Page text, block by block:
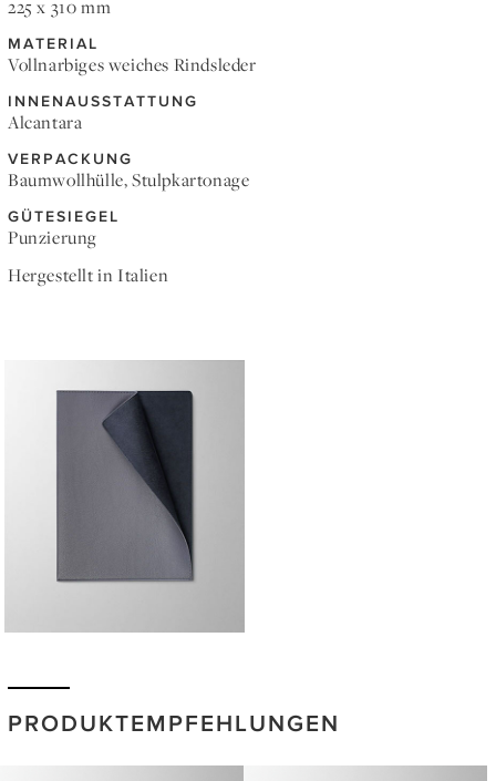
225 x 310 mm
MATERIAL
Vollnarbiges weiches Rindsleder
INNENAUSSTATTUNG
Alcantara
VERPACKUNG
Baumwollhülle, Stulpkartonage
GÜTESIEGEL
Punzierung
Hergestellt in Italien
PRODUKTEMPFEHLUNGEN